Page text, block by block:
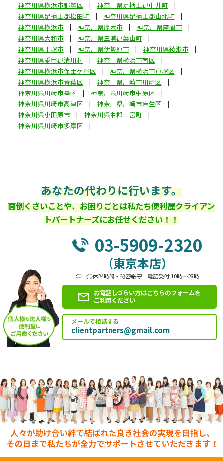
神奈川県横浜市都筑区
神奈川県足柄上郡中井町
神奈川県足柄上郡松田町
神奈川県足柄上郡山北町
神奈川県横浜市
神奈川県厚木市
神奈川県座間市
神奈川県大和市
神奈川県三浦郡葉山町
神奈川県平塚市
神奈川県伊勢原市
神奈川県綾瀬市
神奈川県愛甲郡清川村
神奈川県横浜市南区
神奈川県横浜市保土ケ谷区
神奈川県横浜市戸塚区
神奈川県横浜市青葉区
神奈川県川崎市川崎区
神奈川県川崎市幸区
神奈川県川崎市中原区
神奈川県川崎市高津区
神奈川県川崎市麻生区
神奈川県小田原市
神奈川県中郡二宮町
神奈川県川崎市多摩区
あなたの代わりに行います。
面倒くさいことや、お困りごとは私たち便利屋クライアン
トパートナーズにお任せください！！
03-5909-2320
（東京本店）
年中無休24時間・秘密厳守 電話受付:10時～23時
お電話しづらい方はこちらのフォームを
ご利用ください
メールで相談する
clientpartners@gmail.com